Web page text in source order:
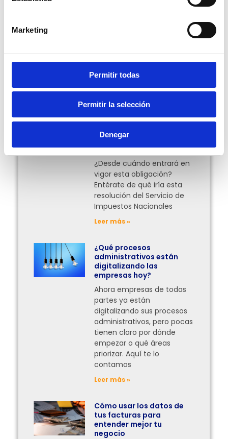
Marketing
Permitir todas
Permitir la selección
Denegar
Más Posts
Facturación en línea
obligatoria para el
traslado de mercancías
en Bolivia
¿Desde cuándo entrará en
vigor esta obligación?
Entérate de qué iría esta
resolución del Servicio de
Impuestos Nacionales
Leer más »
¿Qué procesos
administrativos están
digitalizando las
empresas hoy?
Ahora empresas de todas
partes ya están
digitalizando sus procesos
administrativos, pero pocas
tienen claro por dónde
empezar o qué áreas
priorizar. Aquí te lo
contamos
Leer más »
Cómo usar los datos de
tus facturas para
entender mejor tu
negocio